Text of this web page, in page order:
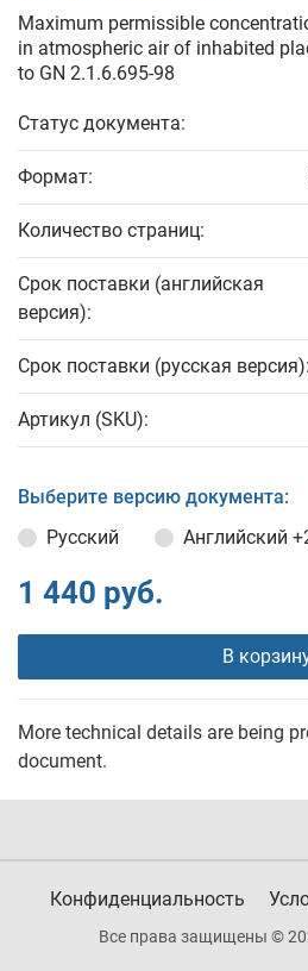
Maximum permissible
in atmospheric air of inhabited
to GN 2.1.6.695-98
Статус документа:
Формат:
Количество страниц:
Срок поставки (английская
версия):
Срок поставки (русская версия):
Артикул (SKU):
Выберите версию документа:
Русский
Английский
1 440 руб.
В
More technical details are being
document.
Конфиденциальность
Все права защищены ©